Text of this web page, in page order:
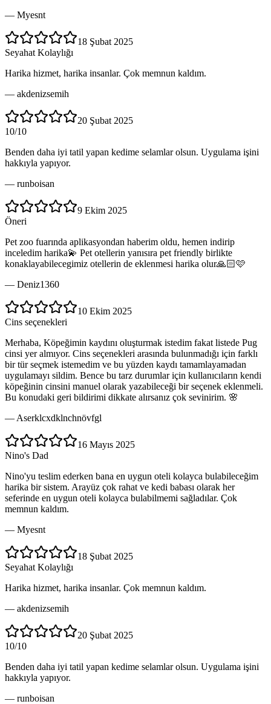
— Myesnt
18 Şubat 2025
Seyahat Kolaylığı
Harika hizmet, harika insanlar. Çok memnun kaldım.
— akdenizsemih
20 Şubat 2025
10/10
Benden daha iyi tatil yapan kedime selamlar olsun. Uygulama işini
hakkıyla yapıyor.
— runboisan
9 Ekim 2025
Öneri
Pet zoo fuarında aplikasyondan haberim oldu, hemen indirip
inceledim harika💫 Pet otellerin yanısıra pet friendly birlikte
konaklayabilecegimiz otellerin de eklenmesi harika olur🙏🏻🩷
— Deniz1360
10 Ekim 2025
Cins seçenekleri
Merhaba, Köpeğimin kaydını oluşturmak istedim fakat listede Pug
cinsi yer almıyor. Cins seçenekleri arasında bulunmadığı için farklı
bir tür seçmek istemedim ve bu yüzden kaydı tamamlayamadan
uygulamayı sildim. Bence bu tarz durumlar için kullanıcıların kendi
köpeğinin cinsini manuel olarak yazabileceği bir seçenek eklenmeli.
Bu konudaki geri bildirimi dikkate alırsanız çok sevinirim. 🌸
— Aserklcxdklnchnövfgl
16 Mayıs 2025
Nino's Dad
Nino'yu teslim ederken bana en uygun oteli kolayca bulabileceğim
harika bir sistem. Arayüz çok rahat ve kedi babası olarak her
seferinde en uygun oteli kolayca bulabilmemi sağladılar. Çok
memnun kaldım.
— Myesnt
18 Şubat 2025
Seyahat Kolaylığı
Harika hizmet, harika insanlar. Çok memnun kaldım.
— akdenizsemih
20 Şubat 2025
10/10
Benden daha iyi tatil yapan kedime selamlar olsun. Uygulama işini
hakkıyla yapıyor.
— runboisan